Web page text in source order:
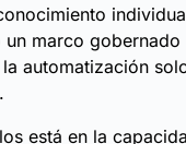
marco
automatización
está en la